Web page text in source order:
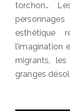
torchon…
esthétique
migrants,
granges